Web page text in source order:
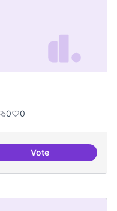
0 0
VoteSoledat i aïllament